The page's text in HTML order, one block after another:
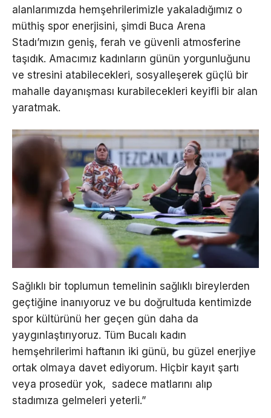
alanlarımızda hemşehrilerimizle yakaladığımız o
müthiş spor enerjisini, şimdi Buca Arena
Stadı’mızın geniş, ferah ve güvenli atmosferine
taşıdık. Amacımız kadınların günün yorgunluğunu
ve stresini atabilecekleri, sosyalleşerek güçlü bir
mahalle dayanışması kurabilecekleri keyifli bir alan
yaratmak.
Sağlıklı bir toplumun temelinin sağlıklı bireylerden
geçtiğine inanıyoruz ve bu doğrultuda kentimizde
spor kültürünü her geçen gün daha da
yaygınlaştırıyoruz. Tüm Bucalı kadın
hemşehrilerimi haftanın iki günü, bu güzel enerjiye
ortak olmaya davet ediyorum. Hiçbir kayıt şartı
veya prosedür yok, sadece matlarını alıp
stadımıza gelmeleri yeterli.”